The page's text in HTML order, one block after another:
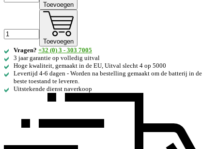
Toevoegen
Toevoegen
Vragen? +32 (0) 3 - 303 7005
3 jaar garantie op volledig uitval
Hoge kwaliteit, gemaakt in de EU, Uitval slecht 4 op 5000
Levertijd 4-6 dagen - Worden na bestelling gemaakt om de batterij in de
beste toestand te leveren.
Uitstekende dienst naverkoop